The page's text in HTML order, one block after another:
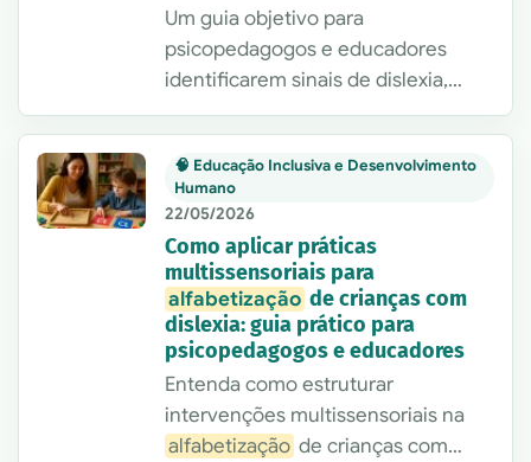
Um guia objetivo para
psicopedagogos e educadores
identificarem sinais de dislexia,
organizarem avaliação funcional e
aplicarem intervenções
multissensoriais com base em
evidências e rotina real de
atendimento.
🧠 Educação Inclusiva e Desenvolvimento
Humano
22/05/2026
Como aplicar práticas
multissensoriais para
alfabetizaçãode crianças com
dislexia: guia prático para
psicopedagogos e educadores
Entenda como estruturar
intervenções multissensoriais na
alfabetização de crianças com